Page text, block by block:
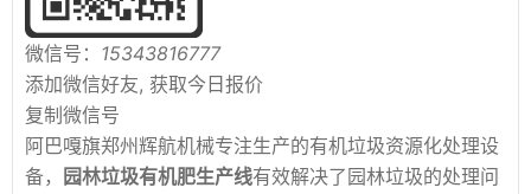
微信号： 15343816777
添加微信好友, 获取今日报价
复制微信号
阿巴嘎旗郑州辉航机械专注生产的有机垃圾资源化处理设
备，
园林垃圾有机肥生产线有效解决了园林垃圾的处理问